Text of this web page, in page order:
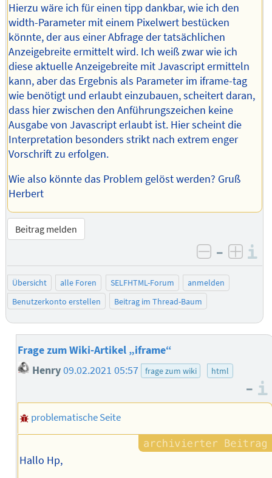
Hierzu wäre ich für einen tipp dankbar, wie ich den
width-Parameter mit einem Pixelwert bestücken
könnte, der aus einer Abfrage der tatsächlichen
Anzeigebreite ermittelt wird. Ich weiß zwar wie ich
diese aktuelle Anzeigebreite mit Javascript ermitteln
kann, aber das Ergebnis als Parameter im iframe-tag
wie benötigt und erlaubt einzubauen, scheitert daran,
dass hier zwischen den Anführungszeichen keine
Ausgabe von Javascript erlaubt ist. Hier scheint die
Interpretation besonders strikt nach extrem enger
Vorschrift zu erfolgen.
Wie also könnte das Problem gelöst werden? Gruß
Herbert
Beitrag melden
negativ
–
Übersicht alle Foren SELFHTML-Forum
anmelden
Benutzerkonto erstellen
Beitrag im Thread-Baum
Frage zum Wiki-Artikel „iframe“
Henry09.02.2021 05:57 frage zum wiki html
–
problematische Seite
Hallo Hp,